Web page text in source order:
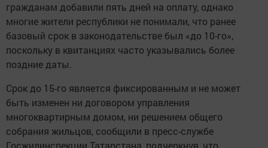
гражданам добавили пять дней на оплату, однако
многие жители республики не понимали, что ранее
базовый срок в законодательстве был «до 10-го»,
поскольку в квитанциях часто указывались более
поздние даты.
Срок до 15-го является фиксированным и не может
быть изменен ни договором управления
многоквартирным домом, ни решением общего
собрания жильцов, сообщили в пресс-службе